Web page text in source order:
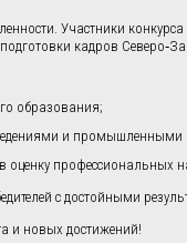
Участники
кадров
образования;
и промышленными
оценку профессиональных
с достойными
и новых достижений!